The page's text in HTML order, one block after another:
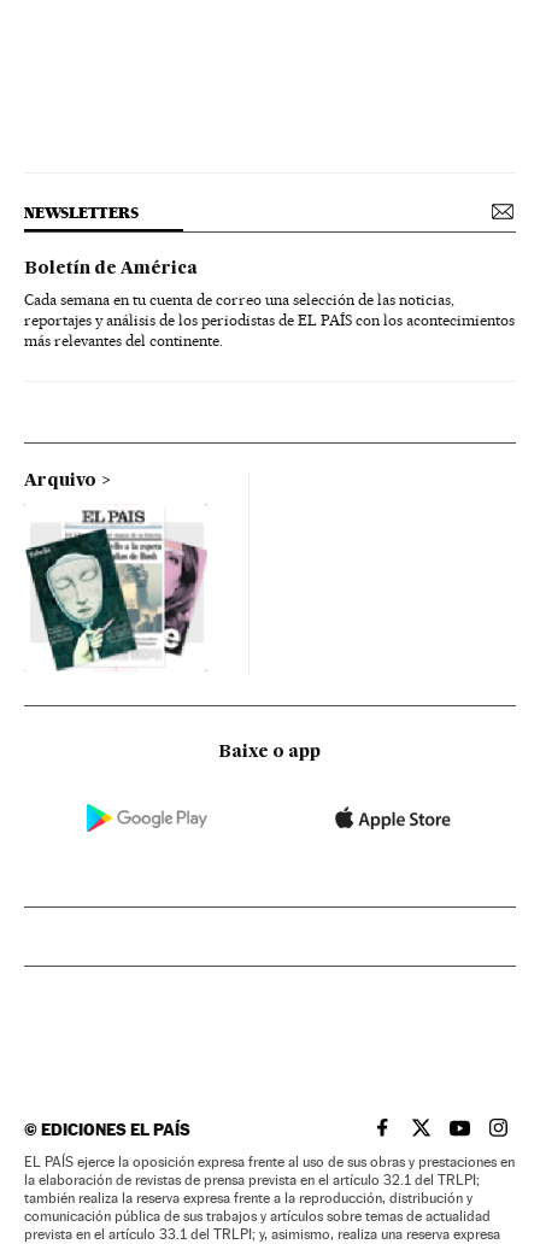
NEWSLETTERS
Boletín de América
Cada semana en tu cuenta de correo una selección de las noticias,
reportajes y análisis de los periodistas de EL PAÍS con los acontecimientos
más relevantes del continente.
Arquivo
Baixe o app
©EDICIONES EL PAÍS EL PAÍS BRASIL EN
EL PAÍSEL PAÍS
EL
EL PAÍS ejerce la oposición expresa frente al uso de sus obras y prestaciones en
la elaboración de revistas de prensa prevista en el artículo 32.1 del TRLPI;
también realiza la reserva expresa frente a la reproducción, distribución y
comunicación pública de sus trabajos y artículos sobre temas de actualidad
prevista en el artículo 33.1 del TRLPI; y, asimismo, realiza una reserva expresa